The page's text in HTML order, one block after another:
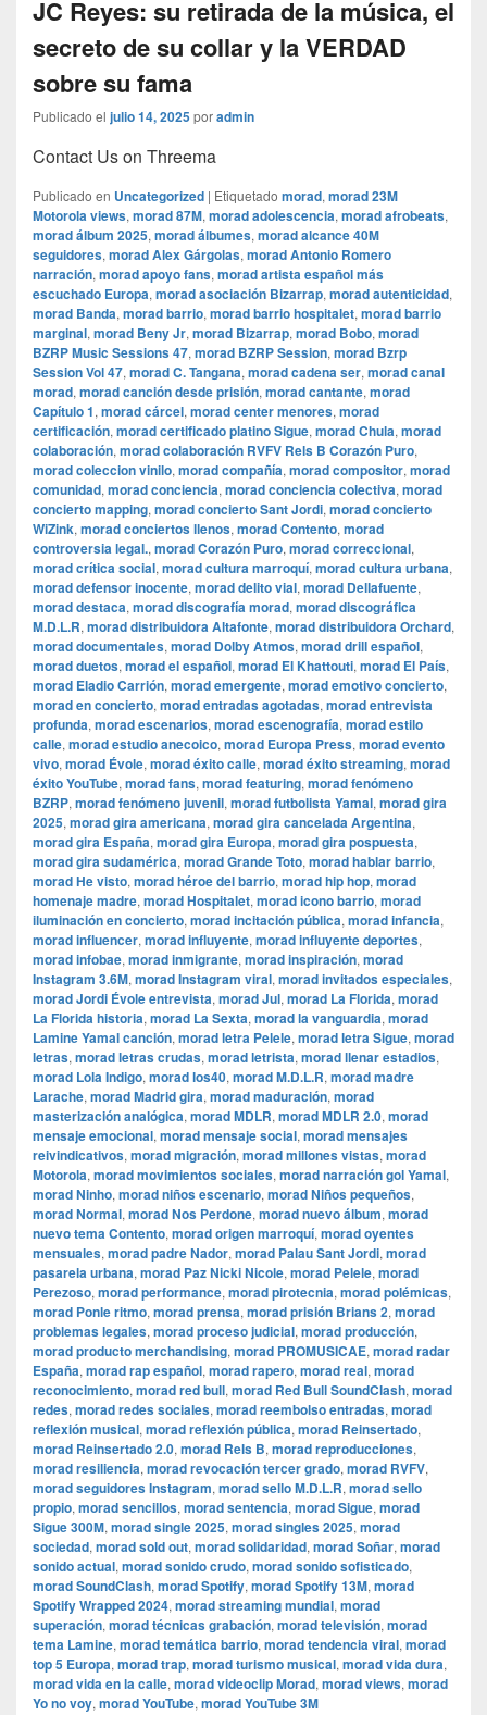
JC Reyes: su retirada de la música, el
secreto de su collar y la VERDAD
sobre su fama
Publicado el julio 14, 2025poradmin
Contact Us on Threema
Publicado en Uncategorized | Etiquetado morad, morad 23M
Motorola views, morad 87M, morad adolescencia, morad afrobeats,
morad álbum 2025, morad álbumes, morad alcance 40M
seguidores, morad Alex Gárgolas, morad Antonio Romero
narración, morad apoyo fans, morad artista español más
escuchado Europa, morad asociación Bizarrap, morad autenticidad,
morad Banda, morad barrio, morad barrio hospitalet, morad barrio
marginal, morad Beny Jr, morad Bizarrap, morad Bobo, morad
BZRP Music Sessions 47, morad BZRP Session, morad Bzrp
Session Vol 47, morad C. Tangana, morad cadena ser, morad canal
morad, morad canción desde prisión, morad cantante, morad
Capítulo 1, morad cárcel, morad center menores, morad
certificación, morad certificado platino Sigue, morad Chula, morad
colaboración, morad colaboración RVFV Rels B Corazón Puro,
morad coleccion vinilo, morad compañía, morad compositor, morad
comunidad, morad conciencia, morad conciencia colectiva, morad
concierto mapping, morad concierto Sant Jordi, morad concierto
WiZink, morad conciertos llenos, morad Contento, morad
controversia legal., morad Corazón Puro, morad correccional,
morad crítica social, morad cultura marroquí, morad cultura urbana,
morad defensor inocente, morad delito vial, morad Dellafuente,
morad destaca, morad discografía morad, morad discográfica
M.D.L.R, morad distribuidora Altafonte, morad distribuidora Orchard,
morad documentales, morad Dolby Atmos, morad drill español,
morad duetos, morad el español, morad El Khattouti, morad El País,
morad Eladio Carrión, morad emergente, morad emotivo concierto,
morad en concierto, morad entradas agotadas, morad entrevista
profunda, morad escenarios, morad escenografía, morad estilo
calle, morad estudio anecoico, morad Europa Press, morad evento
vivo, morad Évole, morad éxito calle, morad éxito streaming, morad
éxito YouTube, morad fans, morad featuring, morad fenómeno
BZRP, morad fenómeno juvenil, morad futbolista Yamal, morad gira
2025, morad gira americana, morad gira cancelada Argentina,
morad gira España, morad gira Europa, morad gira pospuesta,
morad gira sudamérica, morad Grande Toto, morad hablar barrio,
morad He visto, morad héroe del barrio, morad hip hop, morad
homenaje madre, morad Hospitalet, morad icono barrio, morad
iluminación en concierto, morad incitación pública, morad infancia,
morad influencer, morad influyente, morad influyente deportes,
morad infobae, morad inmigrante, morad inspiración, morad
Instagram 3.6M, morad Instagram viral, morad invitados especiales,
morad Jordi Évole entrevista, morad Jul, morad La Florida, morad
La Florida historia, morad La Sexta, morad la vanguardia, morad
Lamine Yamal canción, morad letra Pelele, morad letra Sigue, morad
letras, morad letras crudas, morad letrista, morad llenar estadios,
morad Lola Indigo, morad los40, morad M.D.L.R, morad madre
Larache, morad Madrid gira, morad maduración, morad
masterización analógica, morad MDLR, morad MDLR 2.0, morad
mensaje emocional, morad mensaje social, morad mensajes
reivindicativos, morad migración, morad millones vistas, morad
Motorola, morad movimientos sociales, morad narración gol Yamal,
morad Ninho, morad niños escenario, morad Niños pequeños,
morad Normal, morad Nos Perdone, morad nuevo álbum, morad
nuevo tema Contento, morad origen marroquí, morad oyentes
mensuales, morad padre Nador, morad Palau Sant Jordi, morad
pasarela urbana, morad Paz Nicki Nicole, morad Pelele, morad
Perezoso, morad performance, morad pirotecnia, morad polémicas,
morad Ponle ritmo, morad prensa, morad prisión Brians 2, morad
problemas legales, morad proceso judicial, morad producción,
morad producto merchandising, morad PROMUSICAE, morad radar
España, morad rap español, morad rapero, morad real, morad
reconocimiento, morad red bull, morad Red Bull SoundClash, morad
redes, morad redes sociales, morad reembolso entradas, morad
reflexión musical, morad reflexión pública, morad Reinsertado,
morad Reinsertado 2.0, morad Rels B, morad reproducciones,
morad resiliencia, morad revocación tercer grado, morad RVFV,
morad seguidores Instagram, morad sello M.D.L.R, morad sello
propio, morad sencillos, morad sentencia, morad Sigue, morad
Sigue 300M, morad single 2025, morad singles 2025, morad
sociedad, morad sold out, morad solidaridad, morad Soñar, morad
sonido actual, morad sonido crudo, morad sonido sofisticado,
morad SoundClash, morad Spotify, morad Spotify 13M, morad
Spotify Wrapped 2024, morad streaming mundial, morad
superación, morad técnicas grabación, morad televisión, morad
tema Lamine, morad temática barrio, morad tendencia viral, morad
top 5 Europa, morad trap, morad turismo musical, morad vida dura,
morad vida en la calle, morad videocli‏p Morad, morad views, morad
Yo no voy, morad YouTube, morad YouTube 3M